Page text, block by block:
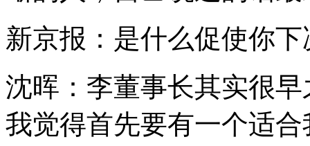
新京报：是什么促使你
沈晖：李董事长其实很
我觉得首先要有一个适